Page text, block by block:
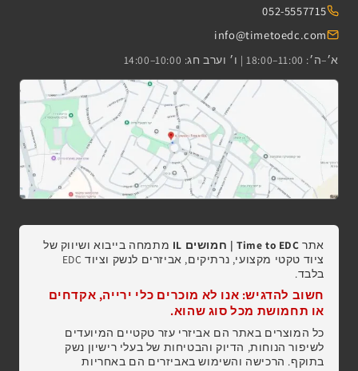
052-5557715
info@timetoedc.com
א׳–ה׳: 11:00–18:00 | ו׳ וערב חג: 10:00–14:00
אתר Time to EDC | חמושים IL
מתמחה בייבוא ושיווק של
ציוד טקטי מקצועי, נרתיקים, אביזרים לנשק וציוד EDC
בלבד.
חשוב להדגיש: אנו לא מוכרים כלי ירייה, אקדחים
או תחמושת מכל סוג שהוא.
כל המוצרים באתר הם אביזרי עזר טקטיים המיועדים
לשיפור הנוחות, הדיוק והבטיחות של בעלי רישיון נשק
בתוקף. הרכישה והשימוש באביזרים הם באחריות